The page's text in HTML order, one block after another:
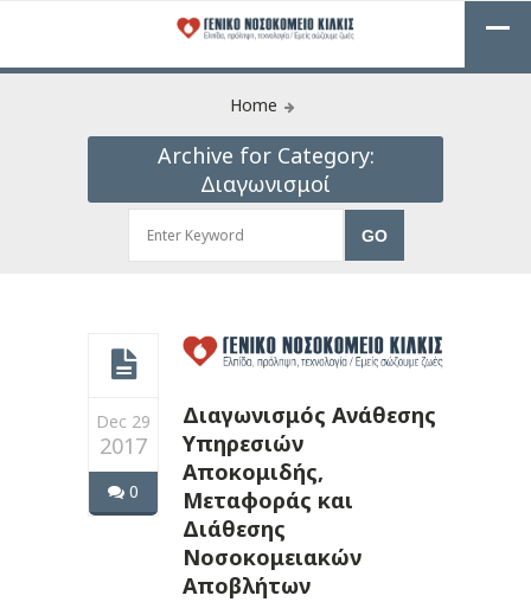
Home
Archive for Category:
Διαγωνισμοί
Dec 29
2017
0
Διαγωνισμός Ανάθεσης
Υπηρεσιών
Αποκομιδής,
Μεταφοράς και
Διάθεσης
Νοσοκομειακών
Αποβλήτων